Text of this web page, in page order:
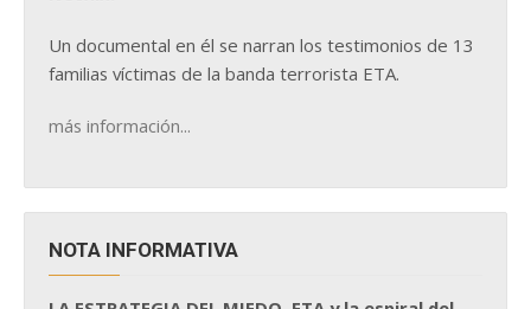
Un documental en él se narran los testimonios de 13
familias víctimas de la banda terrorista ETA.
más información...
NOTA INFORMATIVA